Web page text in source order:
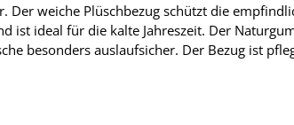
Der weiche Plüschbezug schützt die
ist ideal für die kalte Jahreszeit. Der
besonders auslaufsicher. Der Bezug ist